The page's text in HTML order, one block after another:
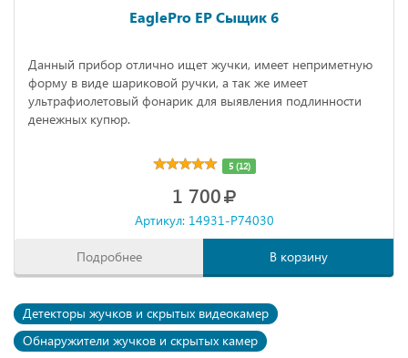
Детекторы жучков и скрытых видеокамер
Обнаружители жучков и скрытых камер
EaglePro EP Сыщик 6
Данный прибор отлично ищет жучки, имеет неприметную
форму в виде шариковой ручки, а так же имеет
ультрафиолетовый фонарик для выявления подлинности
денежных купюр.
5 (12)
1 700
Артикул: 14931-P74030
Подробнее В корзину